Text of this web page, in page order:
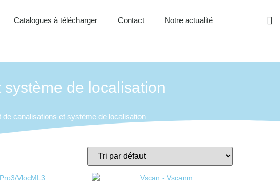
Catalogues à télécharger Contact Notre actualité
de localisation
canalisations et système de localisation